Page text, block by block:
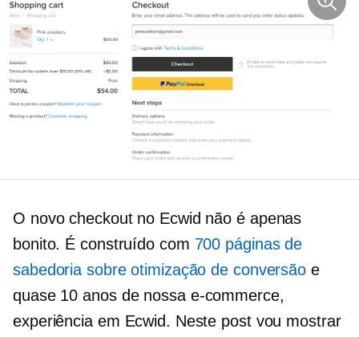
O novo checkout no Ecwid não é apenas
bonito. É construído com 700 páginas de
sabedoria sobre otimização de conversão e
quase 10 anos de nossa e-commerce,
experiência em Ecwid. Neste post vou mostrar